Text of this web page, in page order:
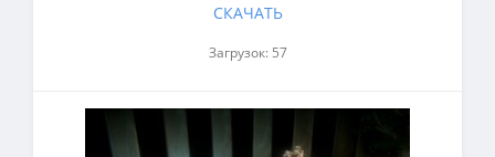
СКАЧАТЬ
Загрузок: 57